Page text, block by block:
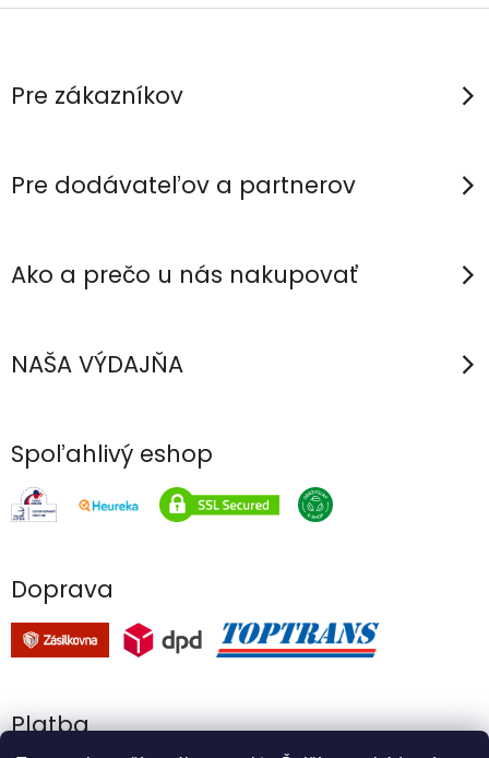
Z
pPre zákazníkov
Pre dodávateľov a partnerov
Ako a prečo u nás nakupovať
NAŠA VÝDAJŇA
Spoľahlivý eshop
Doprava
Platba